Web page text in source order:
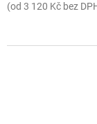
(od 3 120 Kč bez